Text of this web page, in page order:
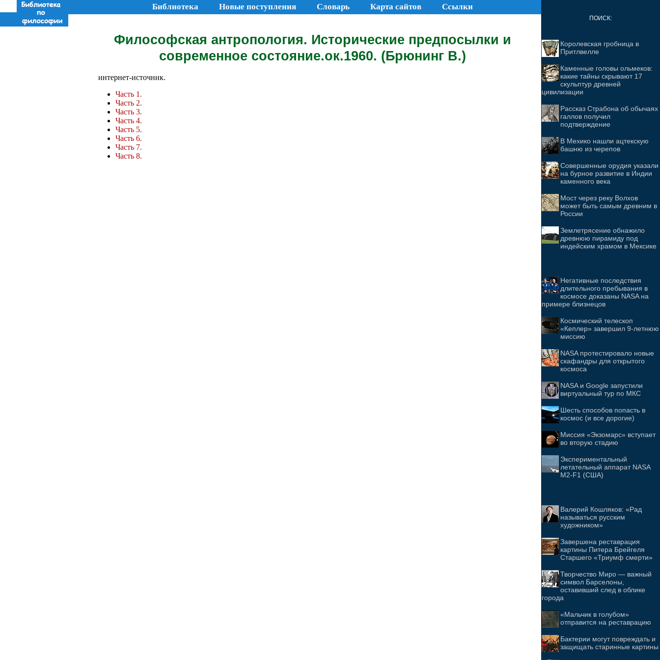
Библиотека Новые поступления Словарь Карта сайтов Ссылки
Философская антропология. Исторические предпосылки и
современное состояние.ок.1960. (Брюнинг В.)
интернет-источник.
Часть 1.
Часть 2.
Часть 3.
Часть 4.
Часть 5.
Часть 6.
Часть 7.
Часть 8.
ПОИСК:
Королевская гробница в
Притлвелле
Каменные головы ольмеков:
какие тайны скрывают 17
скульптур древней
цивилизации
Рассказ Страбона об обычаях
галлов получил
подтверждение
В Мехико нашли ацтекскую
башню из черепов
Совершенные орудия указали
на бурное развитие в Индии
каменного века
Мост через реку Волхов
может быть самым древним в
России
Землетрясение обнажило
древнюю пирамиду под
индейским храмом в Мексике
Негативные последствия
длительного пребывания в
космосе доказаны NASA на
примере близнецов
Космический телескоп
«Кеплер» завершил 9-летнюю
миссию
NASA протестировало новые
скафандры для открытого
космоса
NASA и Google запустили
виртуальный тур по МКС
Шесть способов попасть в
космос (и все дорогие)
Миссия «Экзомарс» вступает
во вторую стадию
Экспериментальный
летательный аппарат NASA
M2-F1 (США)
Валерий Кошляков: «Рад
называться русским
художником»
Завершена реставрация
картины Питера Брейгеля
Старшего «Триумф смерти»
Творчество Миро — важный
символ Барселоны,
оставивший след в облике
города
«Мальчик в голубом»
отправится на реставрацию
Бактерии могут повреждать и
защищать старинные картины